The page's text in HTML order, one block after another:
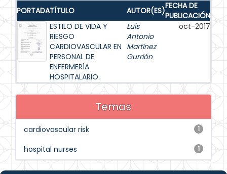
PORTADATÍTULO AUTOR(ES)FECHA DE
PUBLICACIÓN
ESTILO DE VIDA Y
RIESGO
CARDIOVASCULAR EN
PERSONAL DE
ENFERMERÍA
HOSPITALARIO.
Luis
Antonio
Martínez
Gurrión
oct-2017
Temas
1
cardiovascular risk
1
hospital nurses